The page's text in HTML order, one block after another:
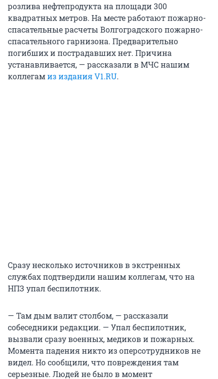
розлива нефтепродукта на площади 300
квадратных метров. На месте работают пожарно-
спасательные расчеты Волгоградского пожарно-
спасательного гарнизона. Предварительно
погибших и пострадавших нет. Причина
устанавливается, — рассказали в МЧС нашим
коллегамиз издания V1.RU.
Сразу несколько источников в экстренных
службах подтвердили нашим коллегам, что на
НПЗ упал беспилотник.
— Там дым валит столбом, — рассказали
собеседники редакции. — Упал беспилотник,
вызвали сразу военных, медиков и пожарных.
Момента падения никто из оперсотрудников не
видел. Но сообщили, что повреждения там
серьезные. Людей не было в момент